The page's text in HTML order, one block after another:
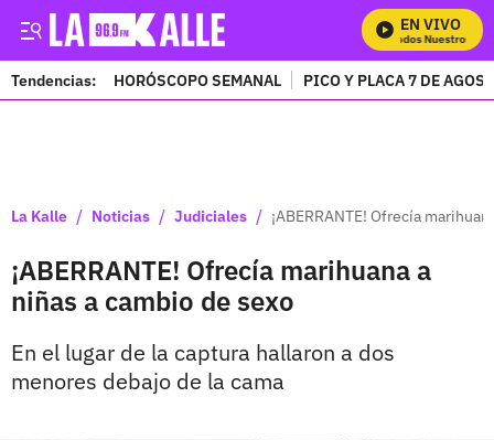
EN VIVO
Mira Todos Nuestros
Tendencias: HORÓSCOPO SEMANAL PICO Y PLACA 7 DE
La Kalle / Noticias / Judiciales / ¡ABERRANTE! Ofrecía
¡ABERRANTE! Ofrecía marihuana a
niñas a cambio de sexo
En el lugar de la captura hallaron a dos
menores debajo de la cama